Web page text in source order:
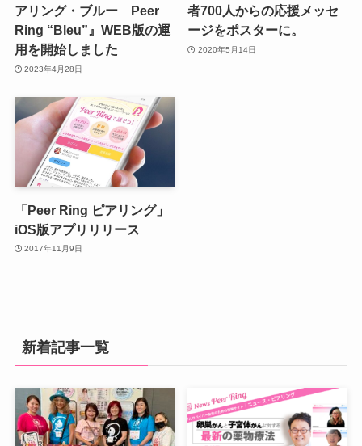
アリング・ブルー Peer
Ring “Bleu”』WEB版の運
用を開始しました
2023年4月28日
者700人からの応援メッセ
ージをポスターに。
2020年5月14日
「Peer Ring ピアリング」
iOS版アプリリリース
2017年11月9日
新着記事一覧